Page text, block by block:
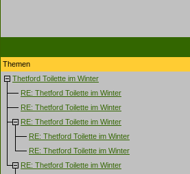
Themen
Thetford Toilette im Winter
RE: Thetford Toilette im Winter
RE: Thetford Toilette im Winter
RE: Thetford Toilette im Winter
RE: Thetford Toilette im Winter
RE: Thetford Toilette im Winter
RE: Thetford Toilette im Winter